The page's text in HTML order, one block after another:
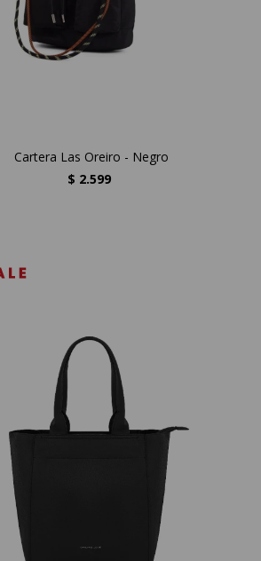
Cartera Las Oreiro - Negro
$ 2.599